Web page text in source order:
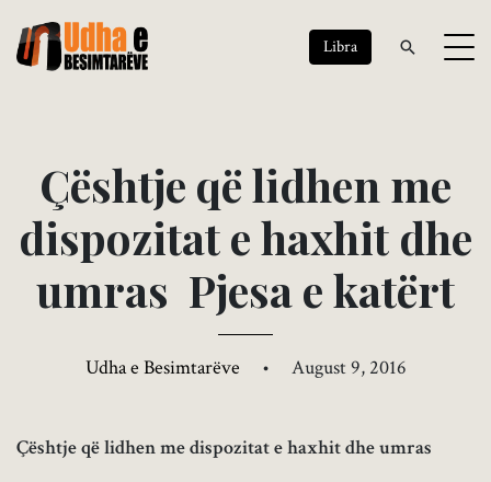
Libra
Çështje qëlidhen me
dispozitatehaxhit dhe
umras Pjesaekatërt
Udha e Besimtarëve • August 9, 2016
Çështje që lidhen me dispozitat e haxhit dhe umras